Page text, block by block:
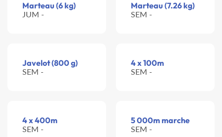
Marteau (6 kg)
JUM -
Marteau (7.26 kg)
SEM -
Javelot (800 g)
SEM -
4 x 100m
SEM -
4 x 400m
SEM -
5 000m marche
SEM -